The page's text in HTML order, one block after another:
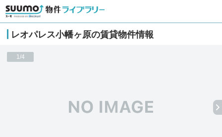
レオパレス小幡ヶ原の賃貸物件情報
1/4